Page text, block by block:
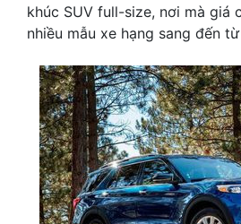
khúc SUV full-size, nơi mà giá
nhiều mẫu xe hạng sang đến